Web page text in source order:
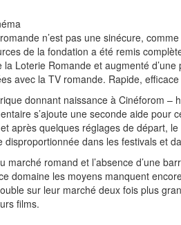
n’est pas une sinécure,
de la fondation a été remis
Loterie Romande et augmenté
avec la TV romande. Rapide,
donnant naissance à Cinéforom
s’ajoute une seconde aide
après quelques réglages de départ,
dans les festivals et
romand et l’absence d’une
domaine les moyens manquent
sur leur marché deux fois plus
films.